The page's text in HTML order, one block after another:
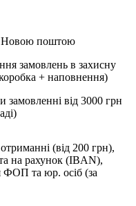
Новою поштою
замовлень в захисну
+ наповнення)
замовленні від 3000 грн
(від 200 грн),
на рахунок (IBAN),
ФОП та юр. осіб (за